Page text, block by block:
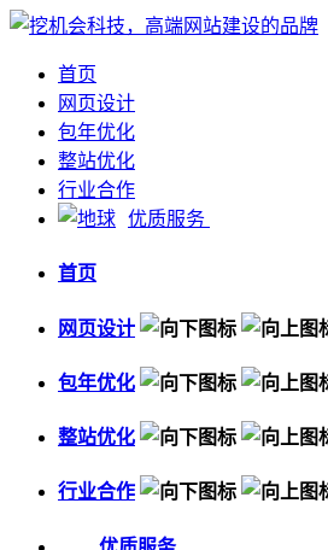
首页
网页设计
包年优化
整站优化
行业合作
优质服务
首页
网页设计
包年优化
整站优化
行业合作